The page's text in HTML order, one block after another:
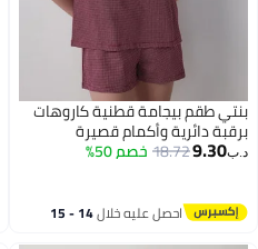
بنتي طقم بيجامة قطنية كاروهات
برقبة دائرية وأكمام قصيرة
د.ب‏9.30
18.72خصم 50%
احصل عليه خلال 14 - 15